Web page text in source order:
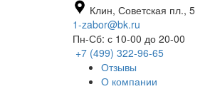
Клин, Советская пл., 5
1-zabor@bk.ru
Пн-Сб: с 10-00 до 20-00
+7 (499) 322-96-65
Отзывы
О компании